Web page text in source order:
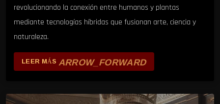
revolucionando la conexión entre humanos y plantas
mediante tecnologías híbridas que fusionan arte, ciencia y
naturaleza.
LEER MÁS ARROW_FORWARD